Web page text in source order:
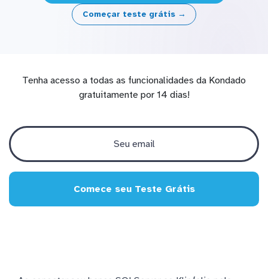
Começar teste grátis →
Tenha acesso a todas as funcionalidades da Kondado
gratuitamente por 14 dias!
Comece seu Teste Grátis